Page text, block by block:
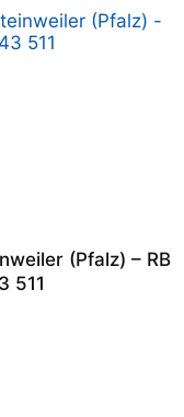
(Pfalz) – RB
511